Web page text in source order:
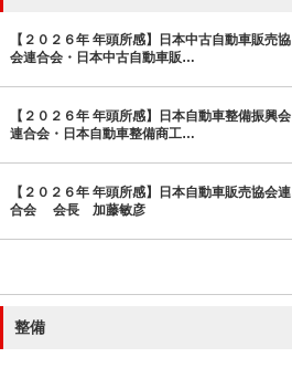
【２０２６年 年頭所感】日本中古自動車販売協
会連合会・日本中古自動車販…
【２０２６年 年頭所感】日本自動車整備振興会
連合会・日本自動車整備商工…
【２０２６年 年頭所感】日本自動車販売協会連
合会 会長 加藤敏彦
整備